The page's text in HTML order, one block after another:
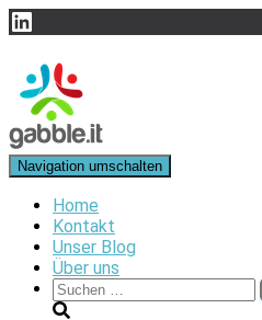
LinkedIn
Navigation umschalten
Home
Kontakt
Unser Blog
Über uns
Suchen
nach: